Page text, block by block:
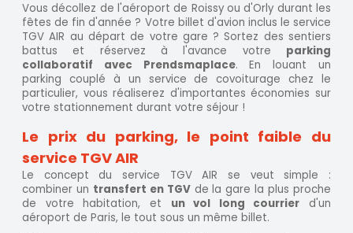
Vous décollez de l'aéroport de Roissy ou d'Orly durant les
fêtes de fin d'année ? Votre billet d'avion inclus le service
TGV AIR au départ de votre gare ? Sortez des sentiers
battus et réservez à l'avance votre parking
collaboratif avec Prendsmaplace. En louant un
parking couplé à un service de covoiturage chez le
particulier, vous réaliserez d'importantes économies sur
votre stationnement durant votre séjour !
Le prix du parking, le point faible du
service TGV AIR
Le concept du service TGV AIR se veut simple :
combiner un transfert en TGVde la gare la plus proche
de votre habitation, et un vol long courrier d'un
aéroport de Paris, le tout sous un même billet.